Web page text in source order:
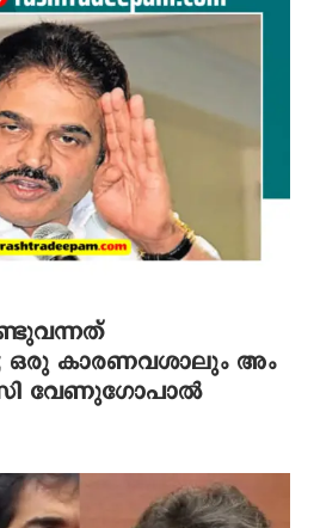
ഒരു കാരണവശാലും അം​
വേണു​ഗോപാൽ